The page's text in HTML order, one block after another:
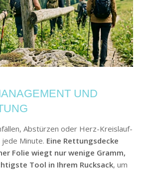
UND
Abstürzen oder Herz-Kreislauf-
Minute. Eine Rettungsdecke
Folie wiegt nur wenige Gramm,
Tool in Ihrem Rucksack, um